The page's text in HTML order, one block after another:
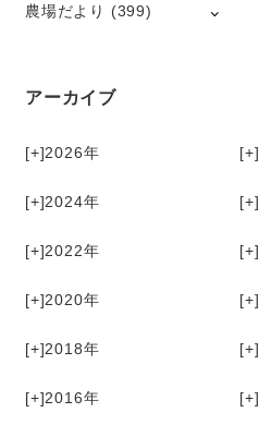
農場だより (399)
アーカイブ
[+]2026 [+]
[+]2024 [+]
[+]2022 [+]
[+]2020 [+]
[+]2018 [+]
[+]2016 [+]